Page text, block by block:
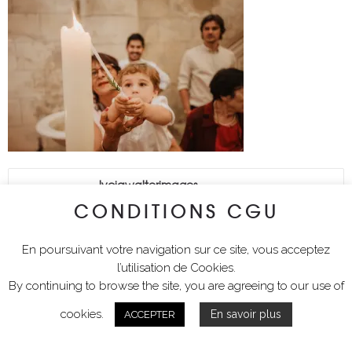
lyciawalterimages
CONDITIONS CGU
En poursuivant votre navigation sur ce site, vous acceptez
l’utilisation de Cookies.
By continuing to browse the site, you are agreeing to our use of
cookies.
ACCEPTER En savoir plus